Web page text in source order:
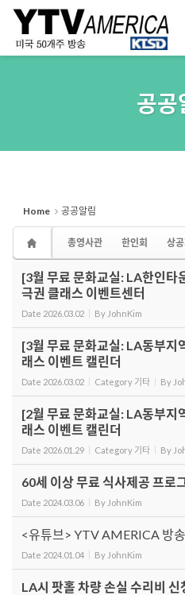
공공
Home 공공알림
총영사관 한인회 상
[3월 무료 문화교실: LA한인타
극권 클래스 이벤트센터
Date 2026.03.02 By JohnKim
[3월 무료 문화교실: LA동부지
래스 이벤트 캘린더
Date 2026.03.02 Category 기타 By
[2월 무료 문화교실: LA동부지
래스 이벤트 캘린더
Date 2026.01.29 Category 기타 By
60세 이상 무료 식사제공 프로
Date 2024.03.06 By JohnKim
<유튜브> YTV AMERICA 방
Date 2024.01.04 By JohnKim
LA시 팟홀 차량 손실 수리비 신